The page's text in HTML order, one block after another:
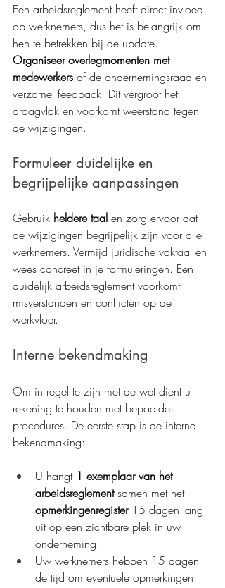
Een arbeidsreglement heeft direct invloed
op werknemers, dus het is belangrijk om
hen te betrekken bij de update.
Organiseer overlegmomenten met
medewerkers of de ondernemingsraad en
verzamel feedback. Dit vergroot het
draagvlak en voorkomt weerstand tegen
de wijzigingen.
Formuleer duidelijke en
begrijpelijke aanpassingen
Gebruik heldere taal en zorg ervoor dat
de wijzigingen begrijpelijk zijn voor alle
werknemers. Vermijd juridische vaktaal en
wees concreet in je formuleringen. Een
duidelijk arbeidsreglement voorkomt
misverstanden en conflicten op de
werkvloer.
Interne bekendmaking
Om in regel te zijn met de wet dient u
rekening te houden met bepaalde
procedures. De eerste stap is de interne
bekendmaking:
U hangt 1 exemplaar van het
arbeidsreglement samen met het
opmerkingenregister 15 dagen lang
uit op een zichtbare plek in uw
onderneming.
Uw werknemers hebben 15 dagen
de tijd om eventuele opmerkingen